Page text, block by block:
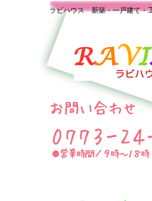
ラビハウス 新築・一戸建て・